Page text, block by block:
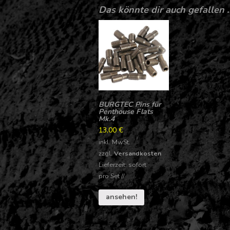
Das könnte dir auch gefallen
BURGTEC Pins für
Penthouse Flats
Mk.4
13,00€
inkl. MwSt.
zzgl.Versandkosten
Lieferzeit: sofort
pro Set//
ansehen!